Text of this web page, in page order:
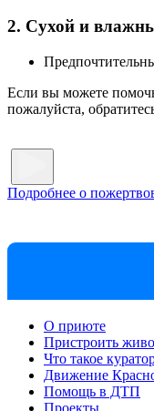
2. Сухой и
Если вы можете
пожалуйста,
Подробнее о
О приюте
Пристроить
Что такое
Движение
Помощь в ДТП